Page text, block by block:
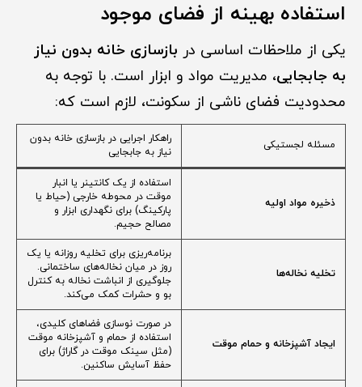
استفاده بهینه از فضای موجود
یکی از ملاحظات اساسی در بازسازی خانه بدون نیاز
به جابجایی، مدیریت مواد و ابزار است. با توجه به
محدودیت فضای ناشی از سکونت، لازم است که:
مسئله لجستیکی
راهکار اجرایی در بازسازی خانه بدون
نیاز به جابجایی
ذخیره مواد اولیه
استفاده از یک کانتینر یا انبار
موقت در محوطه خارجی (حیاط یا
پارکینگ) برای نگهداری ابزار و
مصالح حجیم.
تخلیه نخاله‌ها
برنامه‌ریزی برای تخلیه روزانه یا یک
روز در میان نخاله‌های ساختمانی.
جلوگیری از انباشت نخاله به کنترل
بو و حشرات کمک می‌کند.
ایجاد آشپزخانه و حمام موقت
در صورت نوسازی فضاهای کلیدی،
استفاده از حمام و آشپزخانه موقت
(مثل سینک موقت در گاراژ) برای
حفظ آسایش ساکنین.